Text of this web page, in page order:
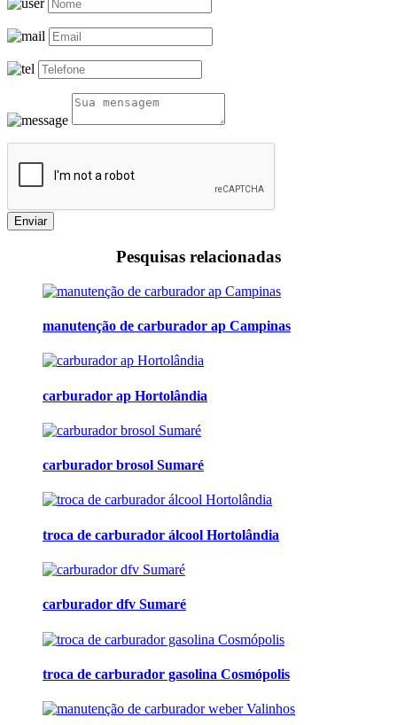
Enviar
Pesquisas relacionadas
manutenção de carburador ap Campinas
carburador ap Hortolândia
carburador brosol Sumaré
troca de carburador álcool Hortolândia
carburador dfv Sumaré
troca de carburador gasolina Cosmópolis